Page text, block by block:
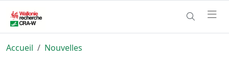
Accueil
Nouvelles